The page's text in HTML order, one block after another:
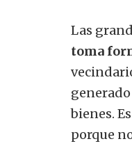
Las
toma
bienes.
porque